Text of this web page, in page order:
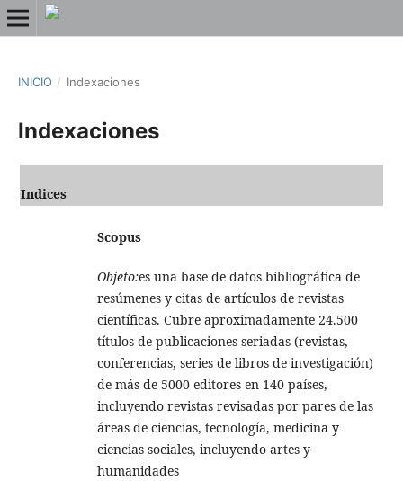
INICIO / Indexaciones
Indexaciones
Indices
Scopus
Objeto:es una base de datos bibliográfica de
resúmenes y citas de artículos de revistas
científicas. Cubre aproximadamente 24.500
títulos de publicaciones seriadas (revistas,
conferencias, series de libros de investigación)
de más de 5000 editores en 140 países,
incluyendo revistas revisadas por pares de las
áreas de ciencias, tecnología, medicina y
ciencias sociales, incluyendo artes y
humanidades